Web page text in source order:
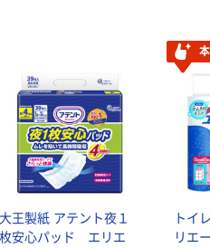
大王製紙 アテント夜１
枚安心パッド エリエ
トイ
リエ